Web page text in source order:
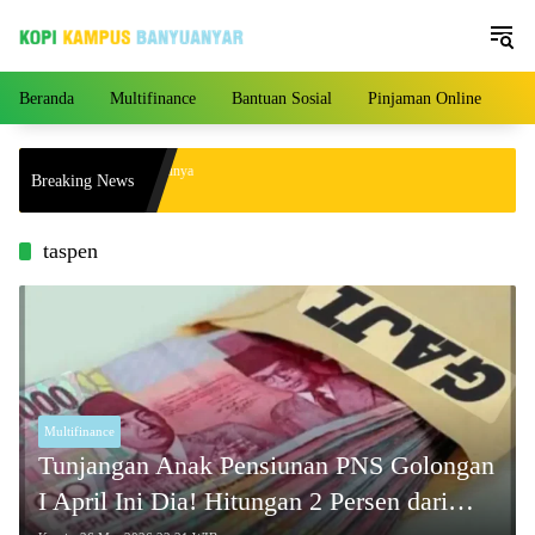
Beranda Multifinance Bantuan Sosial Pinjaman Online
Breaking News
yang Akhirnya Punya
Tahun Menikah!
taspen
Multifinance
Tunjangan Anak Pensiunan PNS Golongan
I April Ini Dia! Hitungan 2 Persen dari